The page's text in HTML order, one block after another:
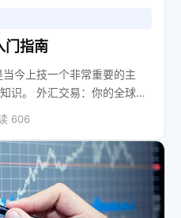
门指南
今上技一个非常重要的主
的全球金
606